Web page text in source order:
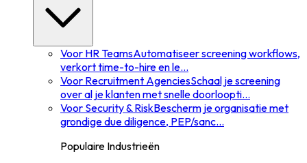
Voor HR TeamsAutomatiseer screening workflows,
verkort time-to-hire en le...
Voor Recruitment AgenciesSchaal je screening
over al je klanten met snelle doorloopti...
Voor Security & RiskBescherm je organisatie met
grondige due diligence, PEP/sanc...
Populaire Industrieën